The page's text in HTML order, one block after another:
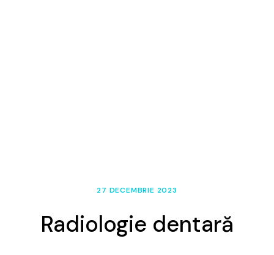
27 DECEMBRIE 2023
Radiologie dentară